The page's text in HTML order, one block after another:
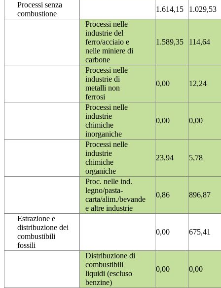
Processi senza
combustione
1.614,15
1.029,53
Processi nelle
industrie del
ferro/acciaio e
nelle miniere di
carbone
1.589,35 114,64
Processi nelle
industrie di
metalli non
ferrosi
0,00 12,24
Processi nelle
industrie
chimiche
inorganiche
0,00 0,00
Processi nelle
industrie
chimiche
organiche
23,94 5,78
Proc. nelle ind.
legno/pasta-
carta/alim./bevande
e altre industrie
0,86 896,87
Estrazione e
distribuzione dei
combustibili
fossili
0,00 675,41
Distribuzione di
combustibili
liquidi (escluso
benzine)
0,00 0,00